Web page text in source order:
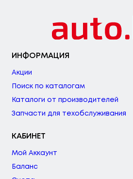
ИНФОРМАЦИЯ
Акции
Поиск по каталогам
Каталоги от производителей
Запчасти для техобслуживания
КАБИНЕТ
Мой Аккаунт
Баланс